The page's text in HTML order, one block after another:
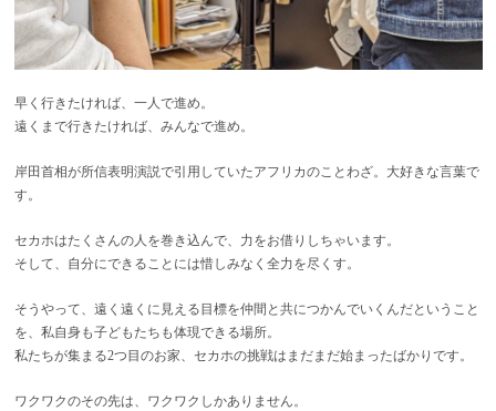
早く行きたければ、一人で進め。
遠くまで行きたければ、みんなで進め。
岸田首相が所信表明演説で引用していたアフリカのことわざ。大好きな言葉で
す。
セカホはたくさんの人を巻き込んで、力をお借りしちゃいます。
そして、自分にできることには惜しみなく全力を尽くす。
そうやって、遠く遠くに見える目標を仲間と共につかんでいくんだということ
を、私自身も子どもたちも体現できる場所。
私たちが集まる2つ目のお家、セカホの挑戦はまだまだ始まったばかりです。
ワクワクのその先は、ワクワクしかありません。